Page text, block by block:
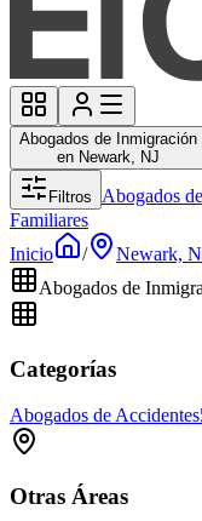
Abogados de Inmigración
en Newark, NJ
Filtros Abogados
Familiares
Inicio
/ Newark,
Abogados de
Categorías
Abogados de Accidentes
Otras Áreas